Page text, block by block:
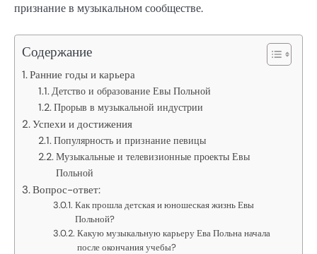
признание в музыкальном сообществе.
Содержание
Ранние годы и карьера
Детство и образование Евы Польной
Прорыв в музыкальной индустрии
Успехи и достижения
Популярность и признание певицы
Музыкальные и телевизионные проекты Евы
Польной
Вопрос-ответ:
Как прошла детская и юношеская жизнь Евы
Польной?
Какую музыкальную карьеру Ева Польна начала
после окончания учебы?